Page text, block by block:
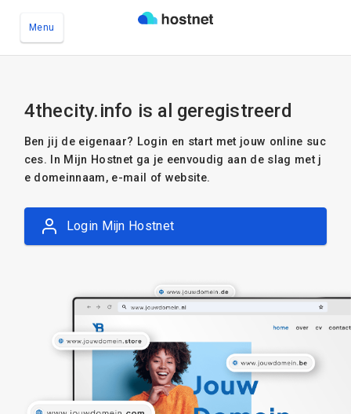
Menu
4thecity.info is al geregistreerd
Ben jij de eigenaar? Login en start met jouw online suc
ces. In Mijn Hostnet ga je eenvoudig aan de slag met j
e domeinnaam, e-mail of website.
Login Mijn Hostnet